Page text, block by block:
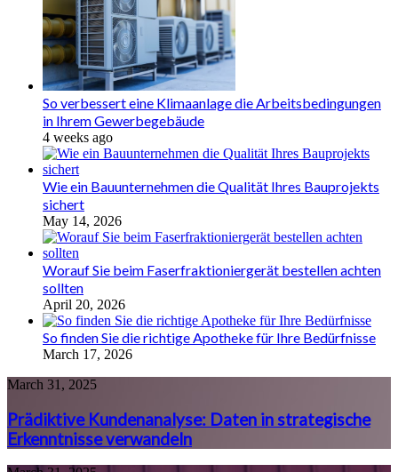
So verbessert eine Klimaanlage die Arbeitsbedingungen
in Ihrem Gewerbegebäude
4 weeks ago
Wie ein Bauunternehmen die Qualität Ihres Bauprojekts
sichert
May 14, 2026
Worauf Sie beim Faserfraktioniergerät bestellen achten
sollten
April 20, 2026
So finden Sie die richtige Apotheke für Ihre Bedürfnisse
March 17, 2026
Prädiktive
Daten
in
strategische
Erkenntnisse
March 31, 2025
Prädiktive Kundenanalyse: Daten in strategische
Erkenntnisse verwandeln